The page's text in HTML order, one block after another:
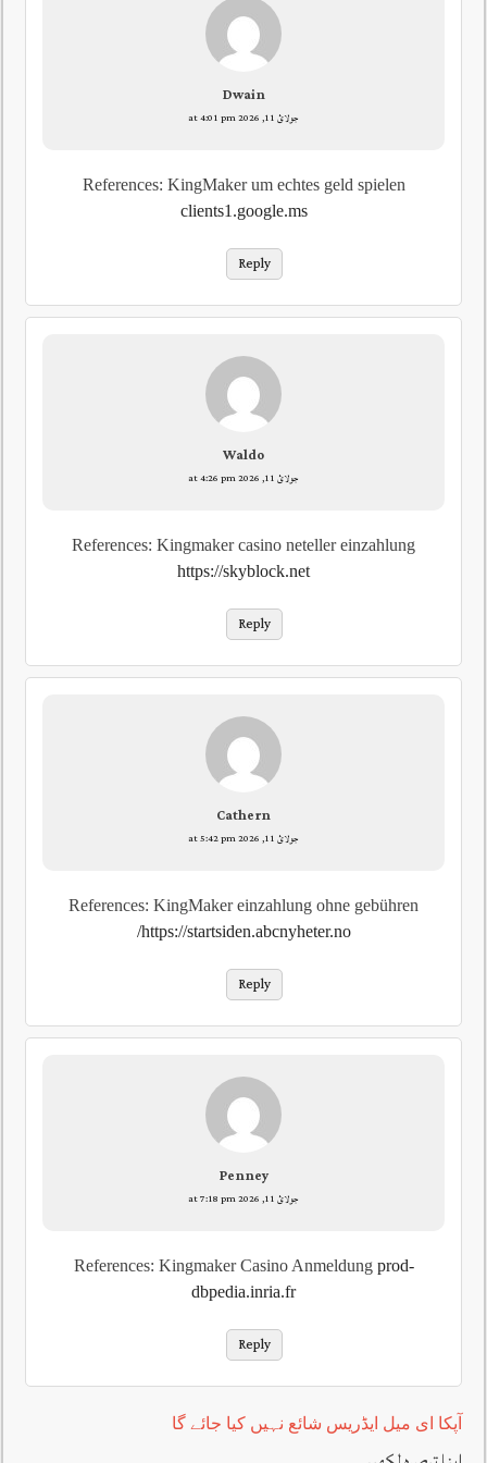
Dwain
جولائ 11, 2026 at 4:01 pm
References: KingMaker um echtes geld spielen
clients1.google.ms
Reply
Waldo
جولائ 11, 2026 at 4:26 pm
References: Kingmaker casino neteller einzahlung
https://skyblock.net
Reply
Cathern
جولائ 11, 2026 at 5:42 pm
References: KingMaker einzahlung ohne gebühren
https://startsiden.abcnyheter.no/
Reply
Penney
جولائ 11, 2026 at 7:18 pm
References: Kingmaker Casino Anmeldung prod-
dbpedia.inria.fr
Reply
آپکا ای میل ایڈریس شائع نہیں کیا جائے گا